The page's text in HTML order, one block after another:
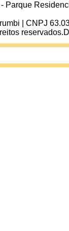
- Parque
| CNPJ
reservados.